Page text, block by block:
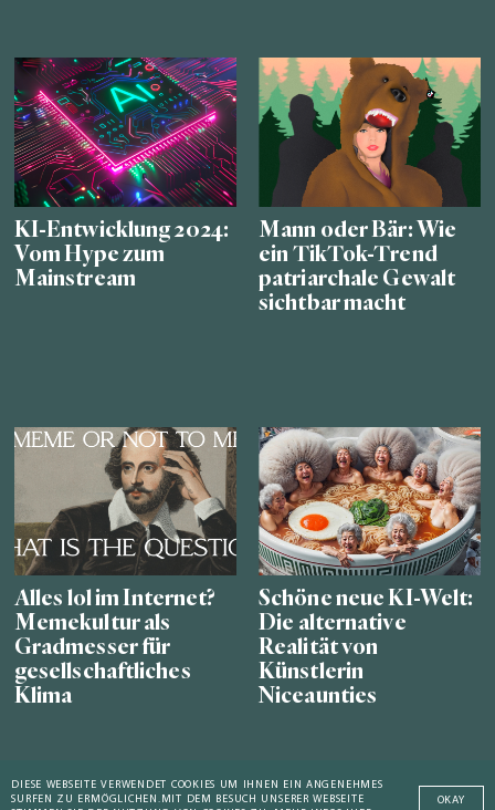
KI-Entwicklung 2024:
Vom Hype zum
Mainstream
Mann oder Bär: Wie
ein TikTok-Trend
patriarchale Gewalt
sichtbar macht
Alles lol im Internet?
Memekultur als
Gradmesser für
gesellschaftliches
Klima
Schöne neue KI-Welt:
Die alternative
Realität von
Künstlerin
Niceaunties
DIESE WEBSEITE VERWENDET COOKIES UM IHNEN EIN ANGENEHMES
SURFEN ZU ERMÖGLICHEN. MIT DEM BESUCH UNSERER WEBSEITE
OKAY